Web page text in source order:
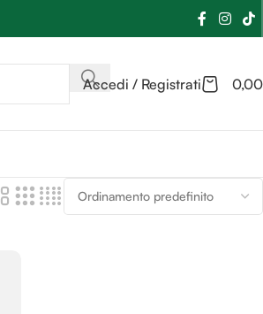
Accedi / Registrati 0,00